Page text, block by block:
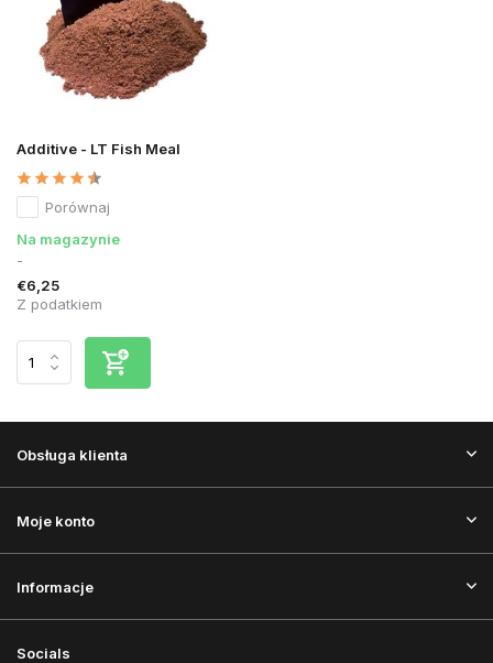
Additive - LT Fish Meal
Porównaj
Na magazynie
-
€6,25
Z podatkiem
Obsługa klienta
Moje konto
Informacje
Socials